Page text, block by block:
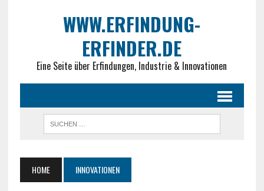
WWW.ERFINDUNG-
ERFINDER.DE
Eine Seite über Erfindungen, Industrie & Innovationen
HOME INNOVATIONEN